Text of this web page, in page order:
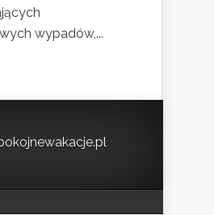
wypadów,...